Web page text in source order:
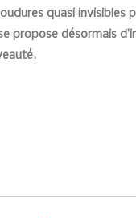
quasi
propose désormais